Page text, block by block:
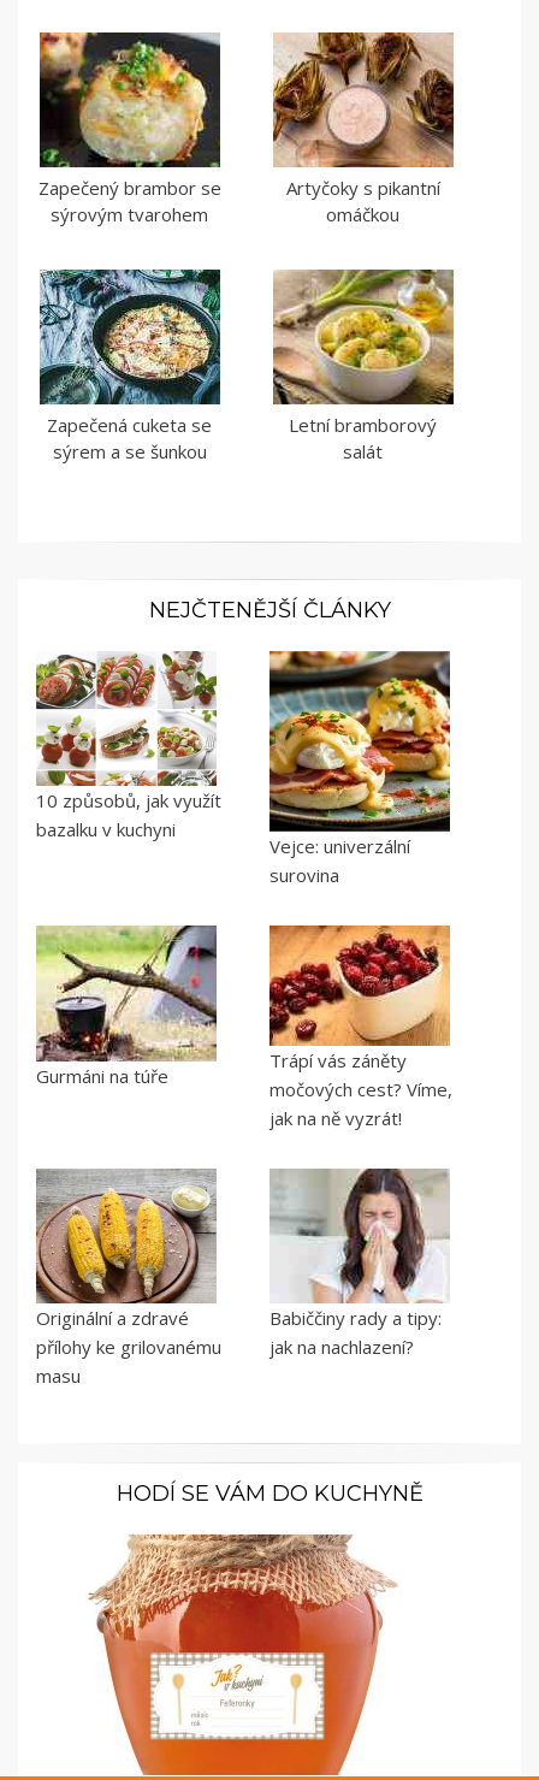
Zapečený brambor se
sýrovým tvarohem
Artyčoky s pikantní
omáčkou
Zapečená cuketa se
sýrem a se šunkou
Letní bramborový
salát
NEJČTENĚJŠÍ ČLÁNKY
10 způsobů, jak využít
bazalku v kuchyni
Vejce: univerzální
surovina
Gurmáni na túře
Trápí vás záněty
močových cest? Víme,
jak na ně vyzrát!
Originální a zdravé
přílohy ke grilovanému
masu
Babiččiny rady a tipy:
jak na nachlazení?
HODÍ SE VÁM DO KUCHYNĚ